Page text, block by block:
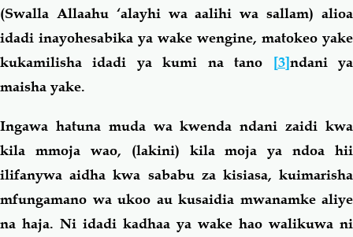
(Swalla Allaahu ‘alayhi wa aalihi wa sallam) alioa
idadi inayohesabika ya wake wengine, matokeo yake
kukamilisha idadi ya kumi na tano [3]ndani ya
maisha yake.
Ingawa hatuna muda wa kwenda ndani zaidi kwa
kila mmoja wao, (lakini) kila moja ya ndoa hii
ilifanywa aidha kwa sababu za kisiasa, kuimarisha
mfungamano wa ukoo au kusaidia mwanamke aliye
na haja. Ni idadi kadhaa ya wake hao walikuwa ni